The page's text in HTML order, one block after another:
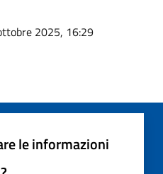
2025, 16:29
le informazioni